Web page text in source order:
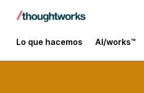
Lo que hacemos AI/works™